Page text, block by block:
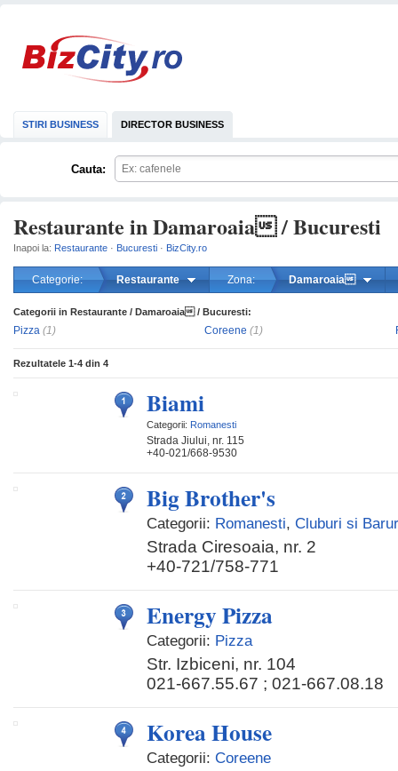
STIRI BUSINESS DIRECTOR BUSINESS
Cauta:
Restaurante in Damaroaia / Bucuresti
Inapoi la: Restaurante · Bucuresti · BizCity.ro
Categorie: Restaurante Zona: Damaroaia
Categorii in Restaurante / Damaroaia / Bucuresti:
Pizza (1) Coreene (1)
Rezultatele 1-4 din 4
Biami
Categorii: Romanesti
Strada Jiului, nr. 115
+40-021/668-9530
Big Brother's
Categorii: Romanesti, Cluburi si
Strada Ciresoaia, nr. 2
+40-721/758-771
Energy Pizza
Categorii: Pizza
Str. Izbiceni, nr. 104
021-667.55.67 ; 021-667.08.18
Korea House
Categorii: Coreene